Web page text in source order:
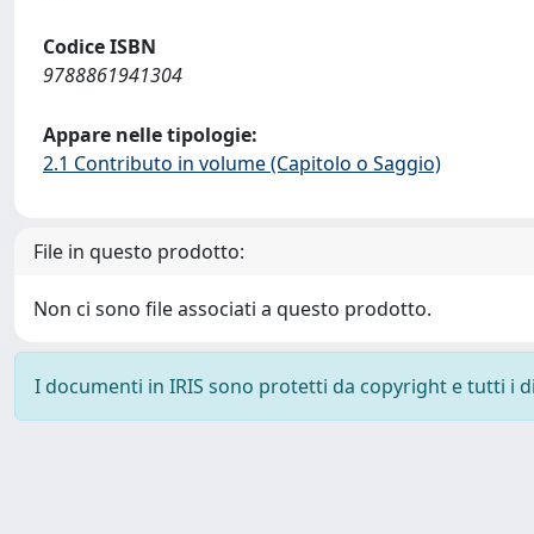
Codice ISBN
9788861941304
Appare nelle tipologie:
2.1 Contributo in volume (Capitolo o Saggio)
File in questo prodotto:
Non ci sono file associati a questo prodotto.
I documenti in IRIS sono protetti da copyright e tutti i